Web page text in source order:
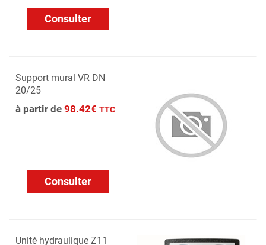
Consulter
Support mural VR DN
20/25
à partir de 98.42€ TTC
Consulter
Unité hydraulique Z11